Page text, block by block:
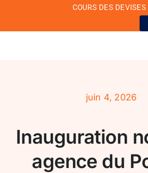
contenu
COURS DES DEVISES
Conseil de conformité
juin 4, 2026
Inauguration
agence du